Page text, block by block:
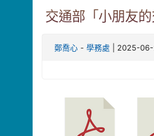
交通部「小朋友
鄭喬心- 學務處 | 2025-06-